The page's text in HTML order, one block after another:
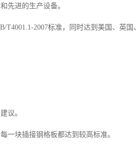
先进的生产设备。
T4001.1-2007标准，同时达到美国、英
议。
一块插接钢格板都达到较高标准。